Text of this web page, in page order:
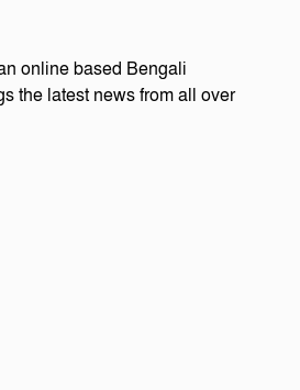
online based Bengali
the latest news from all over